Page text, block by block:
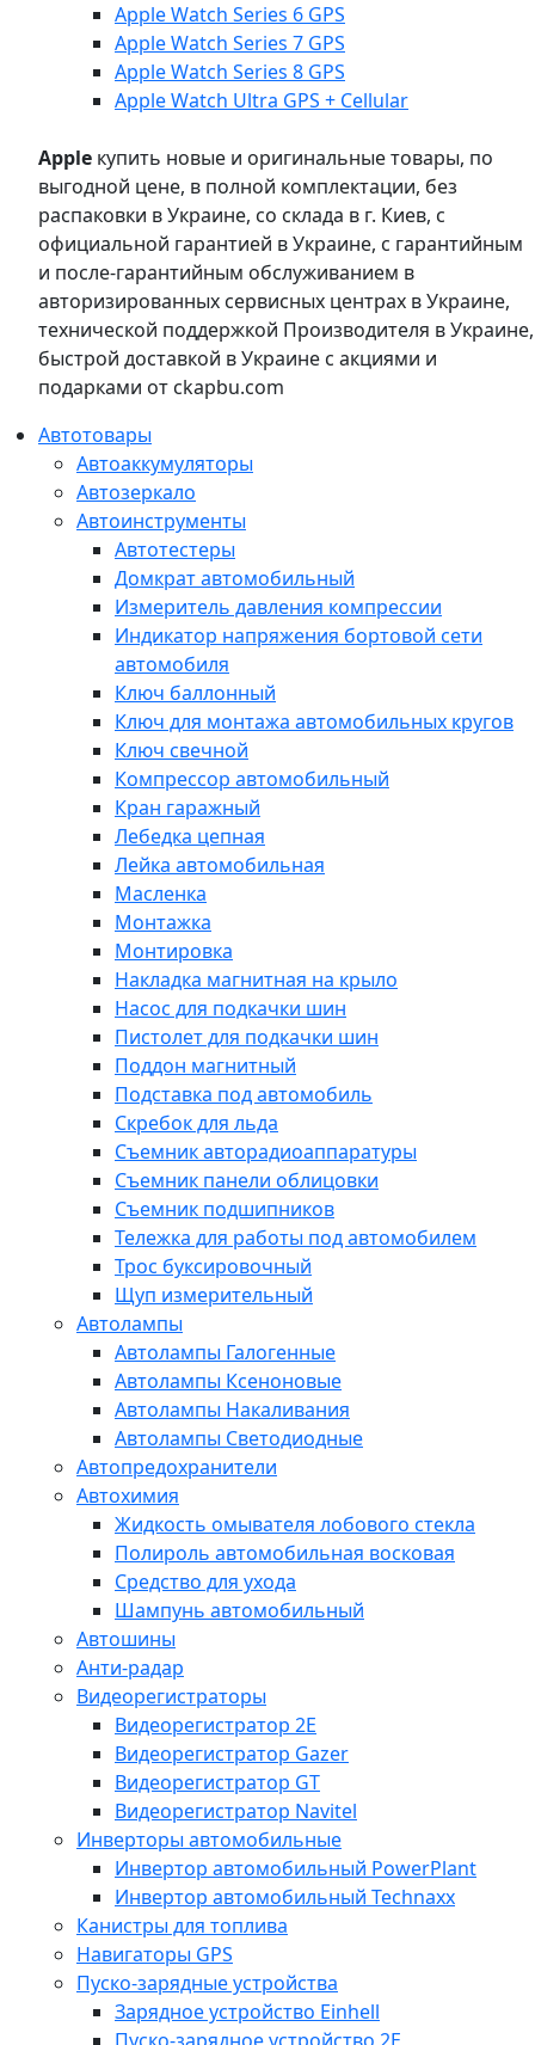
Apple Watch Series 6 GPS
Apple Watch Series 7 GPS
Apple Watch Series 8 GPS
Apple Watch Ultra GPS + Cellular
Apple купить новые и оригинальные товары, по
выгодной цене, в полной комплектации, без
распаковки в Украине, со склада в г. Киев, с
официальной гарантией в Украине, с гарантийным
и после-гарантийным обслуживанием в
авторизированных сервисных центрах в Украине,
технической поддержкой Производителя в Украине,
быстрой доставкой в Украине с акциями и
подарками от ckapbu.com
Автотовары
Автоаккумуляторы
Автозеркало
Автоинструменты
Автотестеры
Домкрат автомобильный
Измеритель давления компрессии
Индикатор напряжения бортовой сети
автомобиля
Ключ баллонный
Ключ для монтажа автомобильных кругов
Ключ свечной
Компрессор автомобильный
Кран гаражный
Лебедка цепная
Лейка автомобильная
Масленка
Монтажка
Монтировка
Накладка магнитная на крыло
Насос для подкачки шин
Пистолет для подкачки шин
Поддон магнитный
Подставка под автомобиль
Скребок для льда
Съемник авторадиоаппаратуры
Съемник панели облицовки
Съемник подшипников
Тележка для работы под автомобилем
Трос буксировочный
Щуп измерительный
Автолампы
Автолампы Галогенные
Автолампы Ксеноновые
Автолампы Накаливания
Автолампы Светодиодные
Автопредохранители
Автохимия
Жидкость омывателя лобового стекла
Полироль автомобильная восковая
Средство для ухода
Шампунь автомобильный
Автошины
Анти-радар
Видеорегистраторы
Видеорегистратор 2E
Видеорегистратор Gazer
Видеорегистратор GT
Видеорегистратор Navitel
Инверторы автомобильные
Инвертор автомобильный PowerPlant
Инвертор автомобильный Technaxx
Канистры для топлива
Навигаторы GPS
Пуско-зарядные устройства
Зарядное устройство Einhell